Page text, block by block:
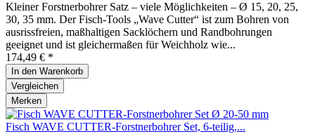
Kleiner Forstnerbohrer Satz – viele Möglichkeiten – Ø 15, 20, 25,
30, 35 mm. Der Fisch-Tools „Wave Cutter“ ist zum Bohren von
ausrissfreien, maßhaltigen Sacklöchern und Randbohrungen
geeignet und ist gleichermaßen für Weichholz wie...
174,49 € *
In den Warenkorb
Vergleichen
Merken
Fisch WAVE CUTTER-Forstnerbohrer Set, 6-teilig,...